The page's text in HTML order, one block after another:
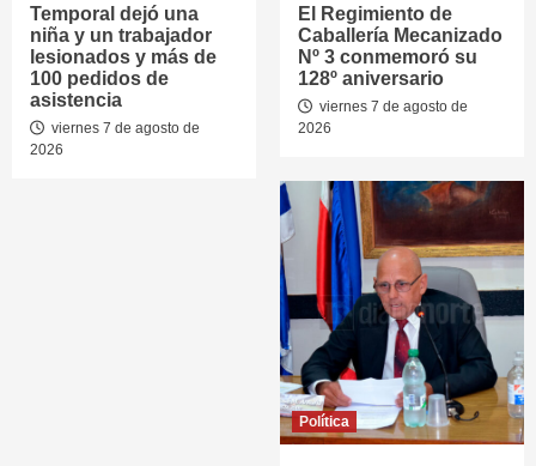
Temporal dejó una
niña y un trabajador
lesionados y más de
100 pedidos de
asistencia
viernes 7 de agosto de
2026
El Regimiento de
Caballería Mecanizado
Nº 3 conmemoró su
128º aniversario
viernes 7 de agosto de
2026
Política